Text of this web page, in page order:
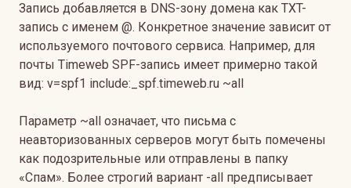
Запись добавляется в DNS-зону домена как TXT-
запись с именем @. Конкретное значение зависит от
используемого почтового сервиса. Например, для
почты Timeweb SPF-запись имеет примерно такой
вид: v=spf1 include:_spf.timeweb.ru ~all
Параметр ~all означает, что письма с
неавторизованных серверов могут быть помечены
как подозрительные или отправлены в папку
«Спам». Более строгий вариант -all предписывает